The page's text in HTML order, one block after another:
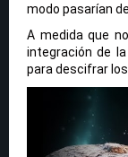
modo pasarían
A medida que
integración de
para descifrar